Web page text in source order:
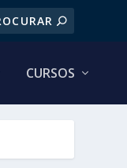
CURSOS